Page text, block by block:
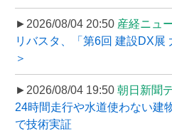
►2026/08/04 20:50 産経ニュ
リバスタ、「第6回 建設DX展
＞
►2026/08/04 19:50 朝日新聞
24時間走行や水道使わない建
で技術実証